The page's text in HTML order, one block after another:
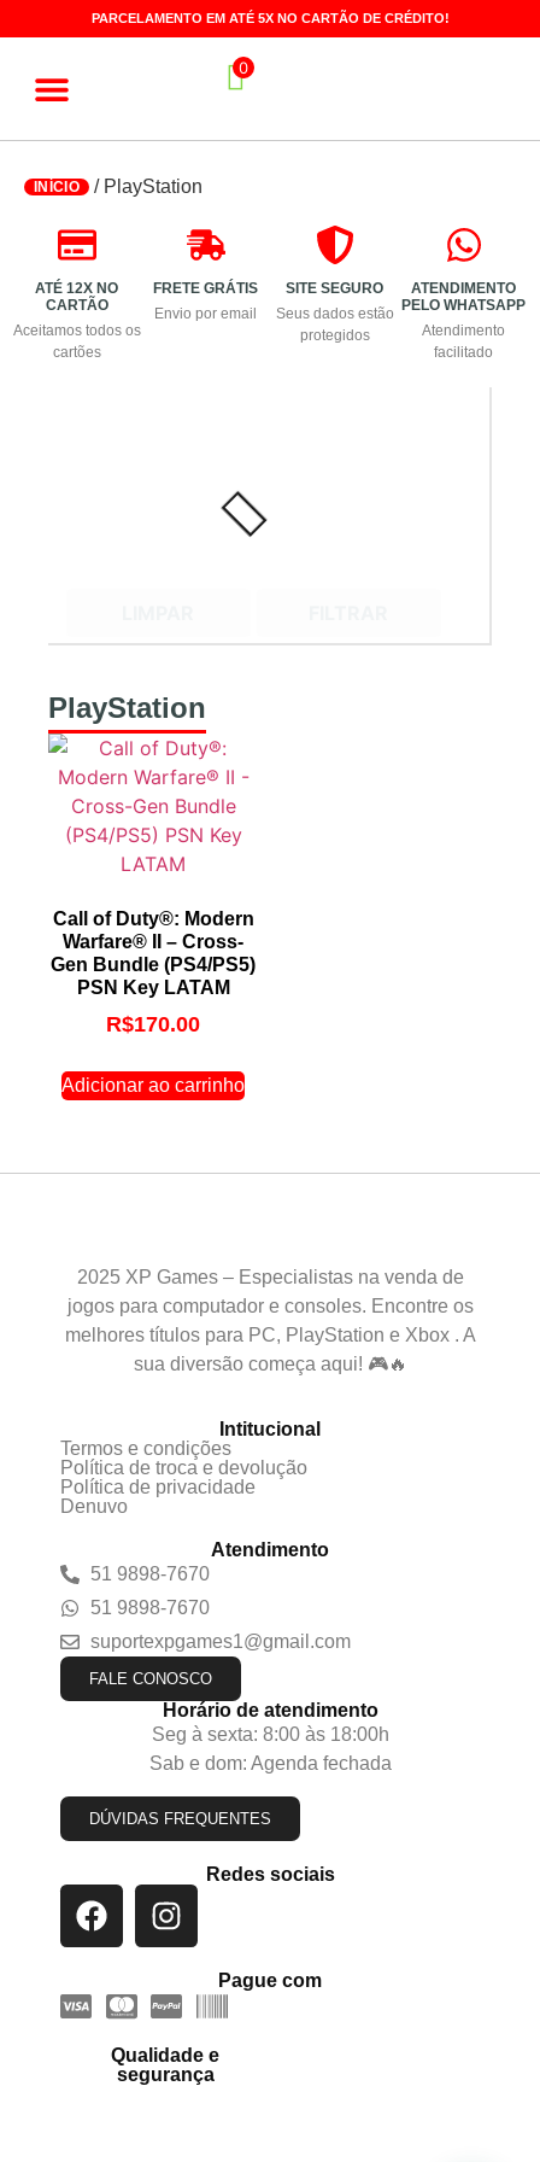
PARCELAMENTO EM ATÉ 5X NO CARTÃO DE CRÉDITO!
0
INÍCIO / PlayStation
ATÉ 12X NO
CARTÃO
Aceitamos todos os
cartões
FRETE GRÁTIS
Envio por email
SITE SEGURO
Seus dados estão
protegidos
ATENDIMENTO
PELO WHATSAPP
Atendimento
facilitado
PlayStation
Call of Duty®: Modern
Warfare® II – Cross-
Gen Bundle (PS4/PS5)
PSN Key LATAM
R$170.00
Adicionar ao carrinho
2025 XP Games – Especialistas na venda de
jogos para computador e consoles. Encontre os
melhores títulos para PC, PlayStation e Xbox . A
sua diversão começa aqui! 🎮🔥
Intitucional
Termos e condições
Política de troca e devolução
Política de privacidade
Denuvo
Atendimento
51 9898-7670
51 9898-7670
suportexpgames1@gmail.com
FALE CONOSCO
Horário de atendimento
Seg à sexta: 8:00 às 18:00h
Sab e dom: Agenda fechada
DÚVIDAS FREQUENTES
Redes sociais
Pague com
Qualidade e
segurança